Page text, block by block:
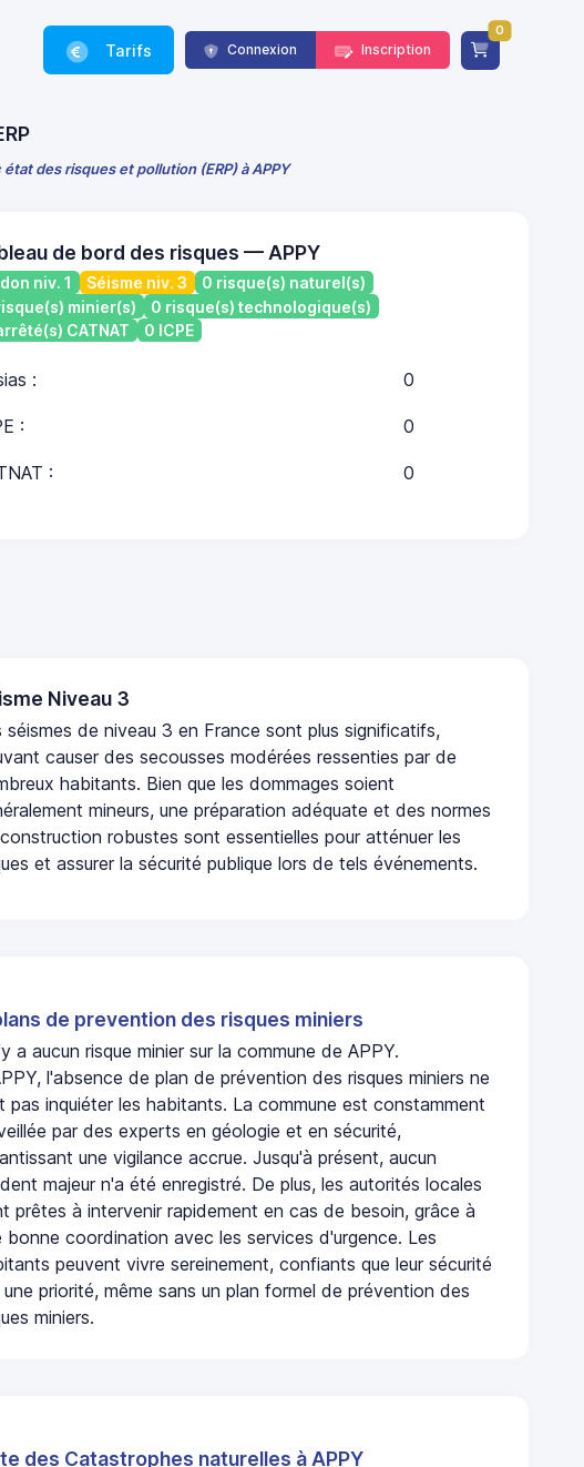
Tarifs Connexion Inscription
0
des risques et pollution (ERP) à APPY
de bord des risques — APPY
niv. 1 Séisme niv. 3
0 risque(s) naturel(s)
minier(s)
0 risque(s) technologique(s)
CATNAT
0 ICPE
: 0
: 0
: 0
Niveau 3
séismes de niveau 3 en France sont plus significatifs,
causer des secousses modérées ressenties par de
habitants. Bien que les dommages soient
mineurs, une préparation adéquate et des normes
robustes sont essentielles pour atténuer les
et assurer la sécurité publique lors de tels événements.
de prevention des risques miniers
a aucun risque minier sur la commune de APPY.
l'absence de plan de prévention des risques miniers ne
pas inquiéter les habitants. La commune est constamment
par des experts en géologie et en sécurité,
une vigilance accrue. Jusqu'à présent, aucun
majeur n'a été enregistré. De plus, les autorités locales
prêtes à intervenir rapidement en cas de besoin, grâce à
bonne coordination avec les services d'urgence. Les
peuvent vivre sereinement, confiants que leur sécurité
priorité, même sans un plan formel de prévention des
miniers.
des Catastrophes naturelles à APPY